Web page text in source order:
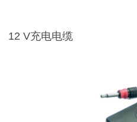
12 V充电电缆